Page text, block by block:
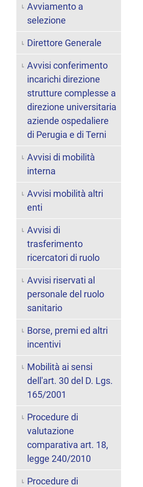
Avviamento a
selezione
Direttore Generale
Avvisi conferimento
incarichi direzione
strutture complesse a
direzione universitaria
aziende ospedaliere
di Perugia e di Terni
Avvisi di mobilità
interna
Avvisi mobilità altri
enti
Avvisi di
trasferimento
ricercatori di ruolo
Avvisi riservati al
personale del ruolo
sanitario
Borse, premi ed altri
incentivi
Mobilità ai sensi
dell'art. 30 del D. Lgs.
165/2001
Procedure di
valutazione
comparativa art. 18,
legge 240/2010
Procedure di